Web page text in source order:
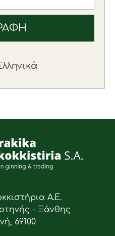
Α.Ε.
- Ξάνθης
69100